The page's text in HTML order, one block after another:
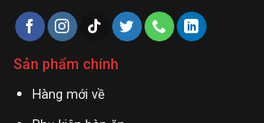
Sản phẩm chính
Hàng mới về